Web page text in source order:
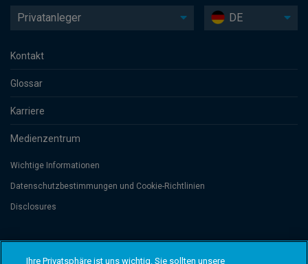
Privatanleger DE
Kontakt
Glossar
Karriere
Medienzentrum
Wichtige Informationen
Datenschutzbesti­mmungen und Cookie-Richtlinien
Disclosures
de Commerce et des Sociétés (Luxembourg), No. B 110242 and/or
Ihre Privatsphäre ist uns wichtig. Sie sollten unsere